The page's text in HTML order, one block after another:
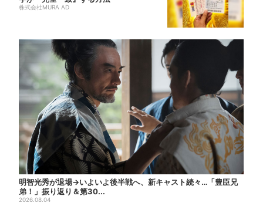
株式会社MURA AD
明智光秀が退場→いよいよ後半戦へ、新キャスト続々…「豊臣兄
弟！」振り返り＆第30...
2026.08.04